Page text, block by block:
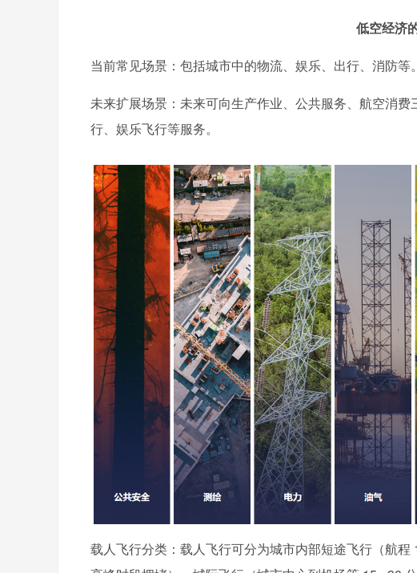
低空经济
当前常见场景：包括城市中的物流、娱乐、出行、消防等。
未来扩展场景：未来可向生产作业、公共服务、航空消
行、娱乐飞行等服务。
载人飞行分类：载人飞行可分为城市内部短途飞行（航